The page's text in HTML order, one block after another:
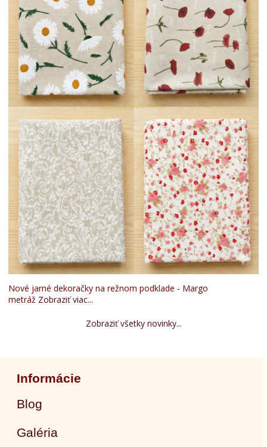
Nové jarné dekoračky na režnom podklade - Margo
metráž Zobraziť viac...
Zobraziť všetky novinky...
Informácie
Blog
Galéria